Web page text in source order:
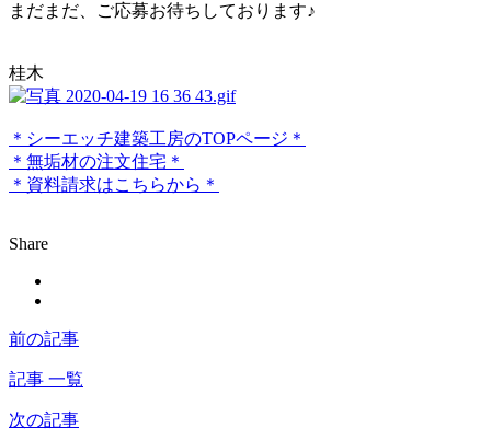
まだまだ、ご応募お待ちしております♪
桂木
＊シーエッチ建築工房のTOPページ＊
＊無垢材の注文住宅＊
＊資料請求はこちらから＊
Share
前の記事
記事 一覧
次の記事